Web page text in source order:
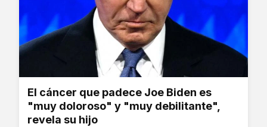
El cáncer que padece Joe Biden es
"muy doloroso" y "muy debilitante",
revela su hijo